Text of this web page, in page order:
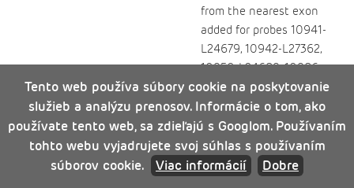
from the nearest exon
added for probes 10941-
L24679, 10942-L27362,
10950-L24689, 10986-
L24669, 10954-L24692,
and 19918-L24695. No
change in actual target
sites. Warnings for target
sequences outside the
Tento web používa súbory cookie na poskytovanie
služieb a analýzu prenosov. Informácie o tom, ako
používate tento web, sa zdieľajú s Googlom. Používaním
tohto webu vyjadrujete svoj súhlas s používaním
súborov cookie.
Viac informácií Dobre